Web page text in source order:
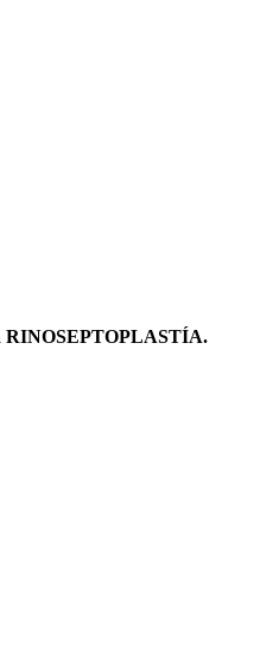
RINOSEPTOPLASTÍA.